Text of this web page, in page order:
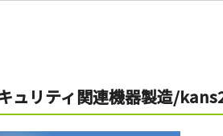
ュリティ関連機器製造/